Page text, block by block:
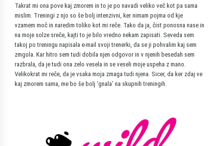
Takrat mi ona pove kaj zmorem in to je po navadi veliko več kot pa sama
mislim. Treningi z njo so še bolj intenzivni, ker nimam pojma od kje
vzamem moč in naredim toliko kot mi reče. Tako da ja, čist ponosna nase in
na moje solze sreče, kajti to je bilo vredno nekam zapisati. Seveda sem
takoj po treningu napisala e-mail svoji trenerki, da se ji pohvalim kaj sem
zmgola. Kar hitro sem tudi dobila njen odgovor in v njenih besedah sem
razbrala, da je tudi ona zelo vesela in se veseli moje uspeha z mano.
Velikokrat mi reče, da je vsaka moja zmaga tudi njena. Sicer, da ker zdaj ve
kaj zmorem sama, me bo še bolj ‘gnala’ na skupnih treningih.